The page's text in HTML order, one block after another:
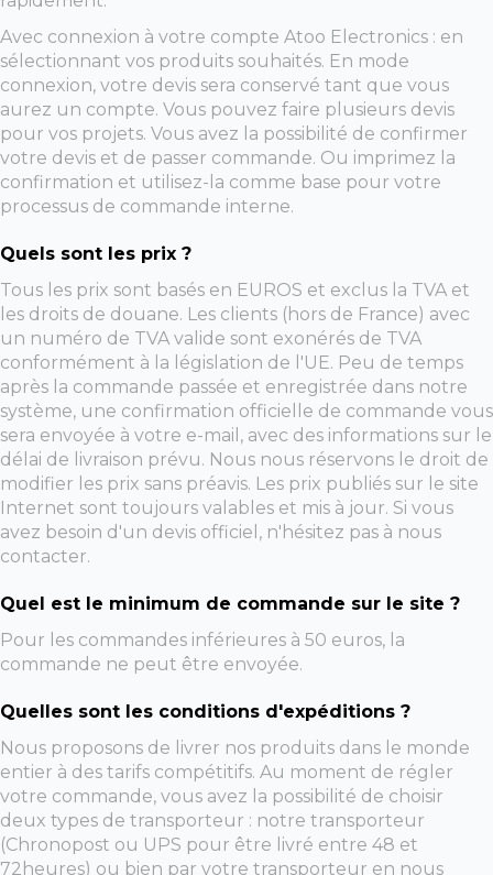
Avec connexion à votre compte Atoo Electronics : en
sélectionnant vos produits souhaités. En mode
connexion, votre devis sera conservé tant que vous
aurez un compte. Vous pouvez faire plusieurs devis
pour vos projets. Vous avez la possibilité de confirmer
votre devis et de passer commande. Ou imprimez la
confirmation et utilisez-la comme base pour votre
processus de commande interne.
Quels sont les prix ?
Tous les prix sont basés en EUROS et exclus la TVA et
les droits de douane. Les clients (hors de France) avec
un numéro de TVA valide sont exonérés de TVA
conformément à la législation de l'UE. Peu de temps
après la commande passée et enregistrée dans notre
système, une confirmation officielle de commande vous
sera envoyée à votre e-mail, avec des informations sur le
délai de livraison prévu. Nous nous réservons le droit de
modifier les prix sans préavis. Les prix publiés sur le site
Internet sont toujours valables et mis à jour. Si vous
avez besoin d'un devis officiel, n'hésitez pas à nous
contacter.
Quel est le minimum de commande sur le site ?
Pour les commandes inférieures à 50 euros, la
commande ne peut être envoyée.
Quelles sont les conditions d'expéditions ?
Nous proposons de livrer nos produits dans le monde
entier à des tarifs compétitifs. Au moment de régler
votre commande, vous avez la possibilité de choisir
deux types de transporteur : notre transporteur
(Chronopost ou UPS pour être livré entre 48 et
72heures) ou bien par votre transporteur en nous